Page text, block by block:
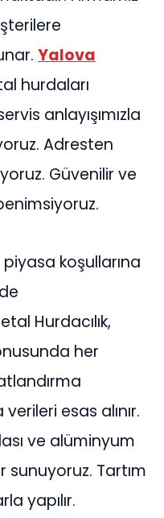
Yalova
hurdaları
anlayışımızla
Adresten
Güvenilir ve
piyasa koşullarına
Hurdacılık,
her
esas alınır.
ve alüminyum
sunuyoruz. Tartım
yapılır.